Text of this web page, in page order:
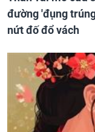
đường 'đụng
nứt đố đổ vách